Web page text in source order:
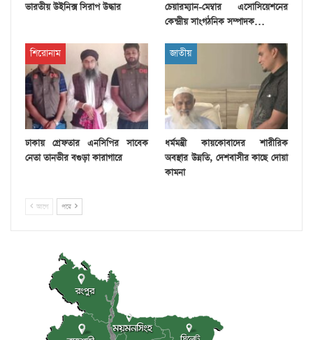
ভারতীয় উইনিক্স সিরাপ উদ্ধার
চেয়ারম্যান-মেম্বার এসোসিয়েশনের
কেন্দ্রীয় সাংগঠনিক সম্পাদক…
শিরোনাম
ঢাকায় গ্রেফতার এনসিপির সাবেক
নেতা তানভীর বগুড়া কারাগারে
জাতীয়
ধর্মমন্ত্রী কায়কোবাদের শারীরিক
অবস্থার উন্নতি, দেশবাসীর কাছে দোয়া
কামনা
আগে পরে